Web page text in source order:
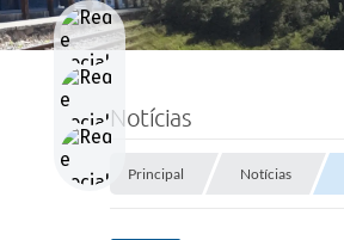
Notícias
Principal Notícias